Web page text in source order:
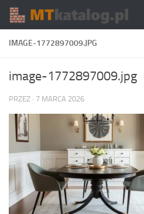
Skip to content
IMAGE-1772897009.JPG
image-1772897009.jpg
PRZEZ · 7 MARCA 2026